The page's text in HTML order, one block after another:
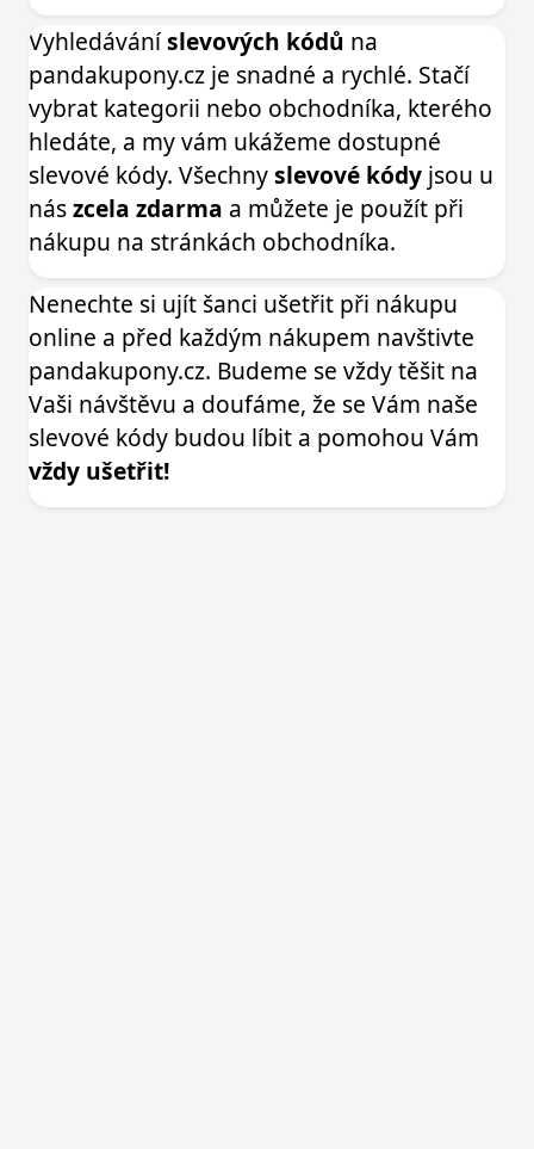
Vyhledáváníslevových kódů na
pandakupony.cz je snadné a rychlé. Stačí
vybrat kategorii nebo obchodníka, kterého
hledáte, a my vám ukážeme dostupné
slevové kódy. Všechnyslevové kódy jsou u
nászcela zdarma a můžete je použít při
nákupu na stránkách obchodníka.
Nenechte si ujít šanci ušetřit při nákupu
online a před každým nákupem navštivte
pandakupony.cz. Budeme se vždy těšit na
Vaši návštěvu a doufáme, že se Vám naše
slevové kódy budou líbit a pomohou Vám
vždy ušetřit!